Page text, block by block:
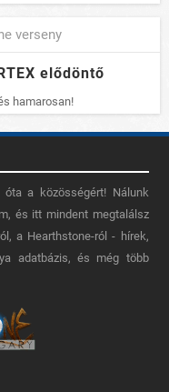
verseny
elődöntő
hamarosan!
óta a közösségért! Nálunk
és itt mindent megtalálsz
a Hearthstone-ról - hírek,
adatbázis, és még több